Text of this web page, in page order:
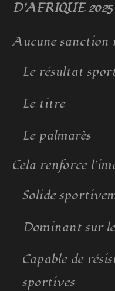
D’AFRIQUE 2025
Aucune sanction
Le résultat
Le titre
Le palmarès
Cela renforce
Solide
Dominant sur
Capable de
sportives